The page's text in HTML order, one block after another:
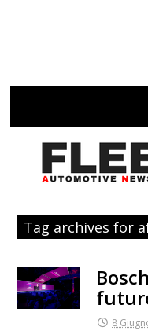
Tag archives for
8